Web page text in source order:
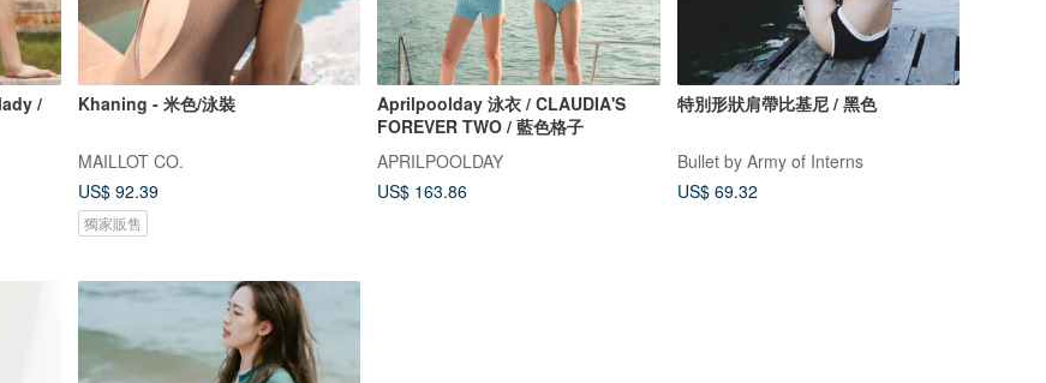
/
Khaning - 米色/泳裝
MAILLOT CO.
US$ 92.39
獨家販售
Aprilpoolday 泳衣 / CLAUDIA'S
FOREVER TWO / 藍色格子
APRILPOOLDAY
US$ 163.86
特別形狀肩帶比基尼 / 黑色
Bullet by Army of Interns
US$ 69.32